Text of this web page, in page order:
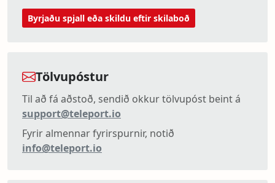
Byrjaðu spjall eða skildu eftir skilaboð
Tölvupóstur
Til að fá aðstoð, sendið okkur tölvupóst beint á
support@teleport.io
Fyrir almennar fyrirspurnir, notið
info@teleport.io